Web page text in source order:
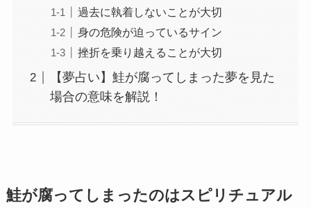
過去に執着しないことが大切
身の危険が迫っているサイン
挫折を乗り越えることが大切
【夢占い】鮭が腐ってしまった夢を見た
場合の意味を解説！
鮭が腐ってしまったのはスピリチュアル